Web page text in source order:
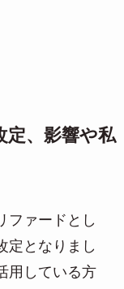
定、影響や私
ファードとし
定となりまし
用している方